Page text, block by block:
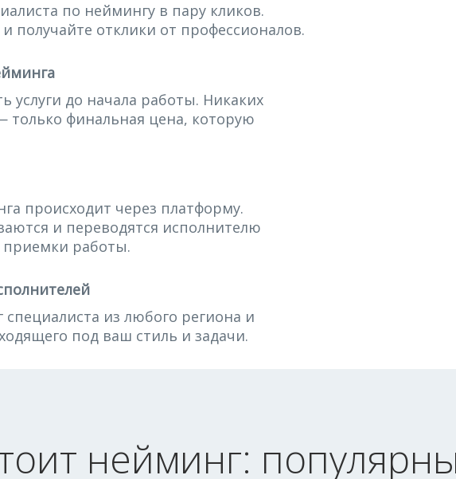
по неймингу в пару кликов.
получайте отклики от профессионалов.
услуги до начала работы. Никаких
только финальная цена, которую
происходит через платформу.
и переводятся исполнителю
приемки работы.
из любого региона и
под ваш стиль и задачи.
нейминг: